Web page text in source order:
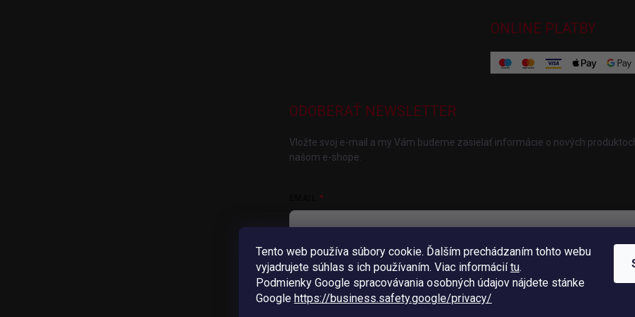
Tento web používa súbory cookie. Ďalším prechádzaním tohto webu
vyjadrujete súhlas s ich používaním. Viac informáciítu.
Podmienky Google spracovávania osobných údajov nájdete stánke
Google https://business.safety.google/privacy/
ONLINE PLATBY
ODOBERAŤ NEWSLETTER
Vložte svoj e-mail a my Vám budeme zasielať informácie o nových
našom e-shope.
Vložením e-mailu súhlasíte s podmienkami ochrany osobných údajov
Prihlásiť sa